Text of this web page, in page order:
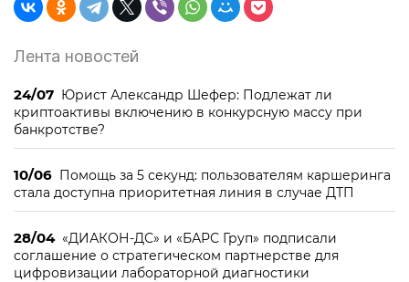
Лента новостей
24/07 Юрист Александр Шефер: Подлежат ли
криптоактивы включению в конкурсную массу при
банкротстве?
10/06 Помощь за 5 секунд: пользователям каршеринга
стала доступна приоритетная линия в случае ДТП
28/04 «ДИАКОН-ДС» и «БАРС Груп» подписали
соглашение о стратегическом партнерстве для
цифровизации лабораторной диагностики